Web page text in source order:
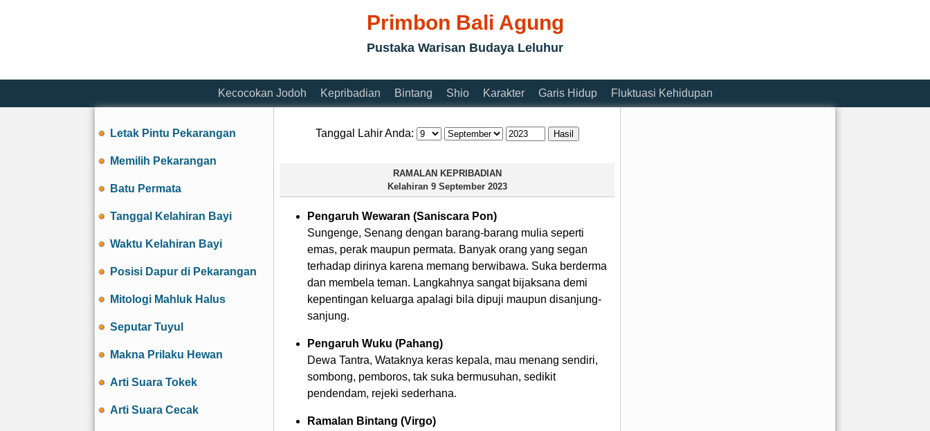
Primbon Bali Agung
Pustaka Warisan Budaya Leluhur
Kecocokan Jodoh Kepribadian Bintang Shio Karakter Garis Hidup Fluktuasi Kehidupan
Letak Pintu Pekarangan
Memilih Pekarangan
Batu Permata
Tanggal Kelahiran Bayi
Waktu Kelahiran Bayi
Posisi Dapur di Pekarangan
Mitologi Mahluk Halus
Seputar Tuyul
Makna Prilaku Hewan
Arti Suara Tokek
Arti Suara Cecak
Tanggal Lahir Anda:
RAMALAN KEPRIBADIAN
Kelahiran 9 September 2023
Pengaruh Wewaran (Saniscara Pon)
Sungenge, Senang dengan barang-barang mulia seperti
emas, perak maupun permata. Banyak orang yang segan
terhadap dirinya karena memang berwibawa. Suka berderma
dan membela teman. Langkahnya sangat bijaksana demi
kepentingan keluarga apalagi bila dipuji maupun disanjung-
sanjung.
Pengaruh Wuku (Pahang)
Dewa Tantra, Wataknya keras kepala, mau menang sendiri,
sombong, pemboros, tak suka bermusuhan, sedikit
pendendam, rejeki sederhana.
Ramalan Bintang (Virgo)